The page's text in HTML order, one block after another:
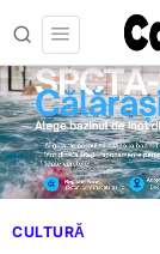
CULTURĂ